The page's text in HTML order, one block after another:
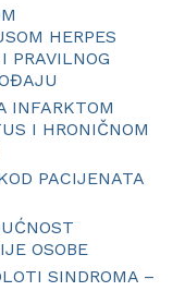
HERPES
PRAVILNOG
INFARKTOM
I HRONIČNOM
PACIJENATA
OSOBE
SINDROMA –